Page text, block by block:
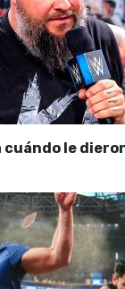
cuándo le